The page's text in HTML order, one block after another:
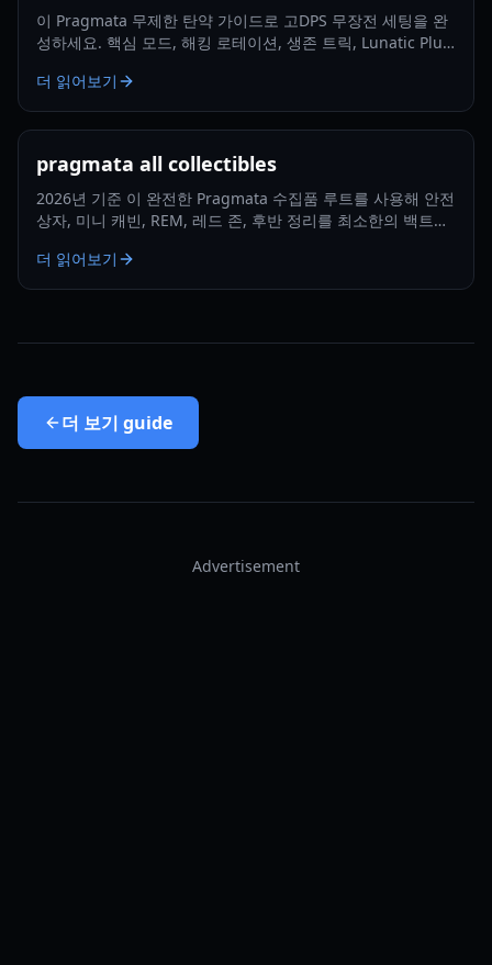
이 Pragmata 무제한 탄약 가이드로 고DPS 무장전 세팅을 완
성하세요. 핵심 모드, 해킹 로테이션, 생존 트릭, Lunatic Plus
더 읽어보기
pragmata all collectibles
2026년 기준 이 완전한 Pragmata 수집품 루트를 사용해 안전
상자, 미니 캐빈, REM, 레드 존, 후반 정리를 최소한의 백트래
더 읽어보기
더 보기 guide
Advertisement